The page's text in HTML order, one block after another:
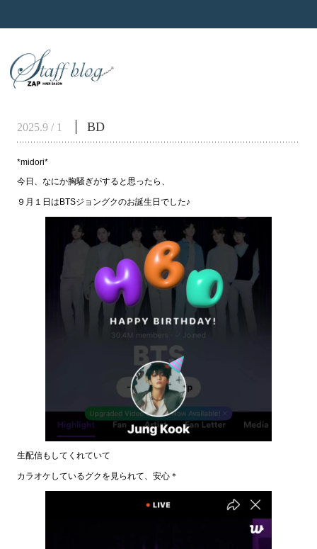
2025.9 / 1 BD
*midori*
今日、なにか胸騒ぎがすると思ったら、
９月１日はBTSジョングクのお誕生日でした♪
生配信もしてくれていて
カラオケしているグクを見られて、安心＊